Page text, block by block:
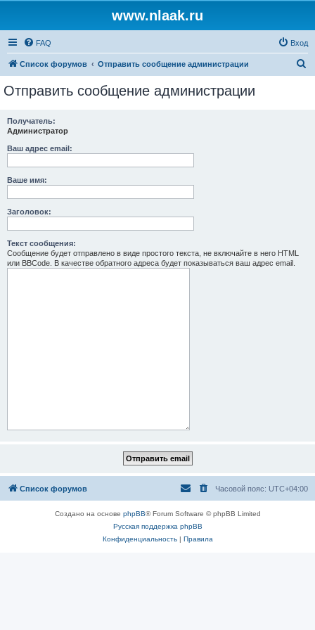
www.nlaak.ru
FAQ Вход
Список форумов Отправить сообщение администрации
Отправить сообщение администрации
Получатель:
Администратор
Ваш адрес email:
Ваше имя:
Заголовок:
Текст сообщения:
Сообщение будет отправлено в виде простого текста, не включайте в него HTML
или BBCode. В качестве обратного адреса будет показываться ваш адрес email.
Список форумов Часовой пояс: UTC+04:00
Создано на основе phpBB® Forum Software © phpBB Limited
Русская поддержка phpBB
Конфиденциальность| Правила